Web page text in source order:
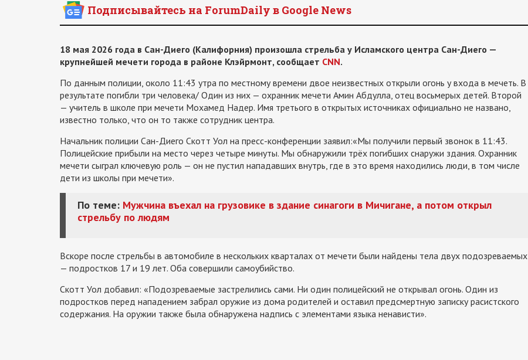
Подписывайтесь на ForumDaily в Google News
18 мая 2026 года в Сан-Диего (Калифорния) произошла стрельба у Исламского центра Сан-Диего —
крупнейшей мечети города в районе Клэйрмонт, сообщает CNN.
По данным полиции, около 11:43 утра по местному времени двое неизвестных открыли огонь у входа в мечеть. В
результате погибли три человека/ Один из них — охранник мечети Амин Абдулла, отец восьмерых детей. Второй
— учитель в школе при мечети Мохамед Надер. Имя третього в открытых источниках официально не названо,
известно только, что он то также сотрудник центра.
Начальник полиции Сан-Диего Скотт Уол на пресс-конференции заявил:«Мы получили первый звонок в 11:43.
Полицейские прибыли на место через четыре минуты. Мы обнаружили трёх погибших снаружи здания. Охранник
мечети сыграл ключевую роль — он не пустил нападавших внутрь, где в это время находились люди, в том числе
дети из школы при мечети».
По теме: Мужчина въехал на грузовике в здание синагоги в Мичигане, а потом открыл
стрельбу по людям
Вскоре после стрельбы в автомобиле в нескольких кварталах от мечети были найдены тела двух подозреваемых
— подростков 17 и 19 лет. Оба совершили самоубийство.
Скотт Уол добавил: «Подозреваемые застрелились сами. Ни один полицейский не открывал огонь. Один из
подростков перед нападением забрал оружие из дома родителей и оставил предсмертную записку расистского
содержания. На оружии также была обнаружена надпись с элементами языка ненависти».